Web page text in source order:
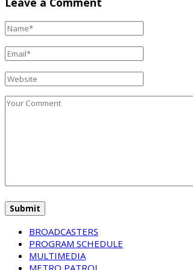
BROADCASTERS
PROGRAM SCHEDULE
MULTIMEDIA